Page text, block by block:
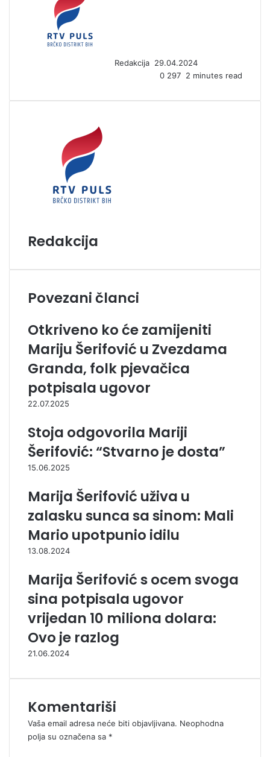
Redakcija e
m
i
29.04.2024
0 297 2 minutes read
Redakcija
Povezani članci
Otkriveno ko će zamijeniti
Mariju Šerifović u Zvezdama
Granda, folk pjevačica
potpisala ugovor
22.07.2025
Stoja odgovorila Mariji
Šerifović: “Stvarno je dosta”
15.06.2025
Marija Šerifović uživa u
zalasku sunca sa sinom: Mali
Mario upotpunio idilu
13.08.2024
Marija Šerifović s ocem svoga
sina potpisala ugovor
vrijedan 10 miliona dolara:
Ovo je razlog
21.06.2024
Komentariši
Vaša email adresa neće biti objavljivana. Neophodna
polja su označena sa *